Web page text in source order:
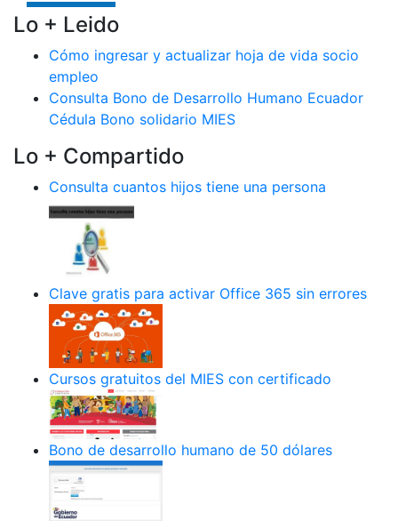
Lo + Leido
Cómo ingresar y actualizar hoja de vida socio
empleo
Consulta Bono de Desarrollo Humano Ecuador
Cédula Bono solidario MIES
Lo + Compartido
Consulta cuantos hijos tiene una persona
Clave gratis para activar Office 365 sin errores
Cursos gratuitos del MIES con certificado
Bono de desarrollo humano de 50 dólares